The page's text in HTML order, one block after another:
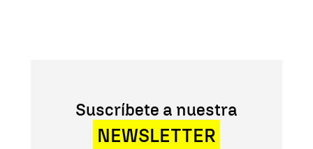
Suscríbete a nuestra
NEWSLETTER